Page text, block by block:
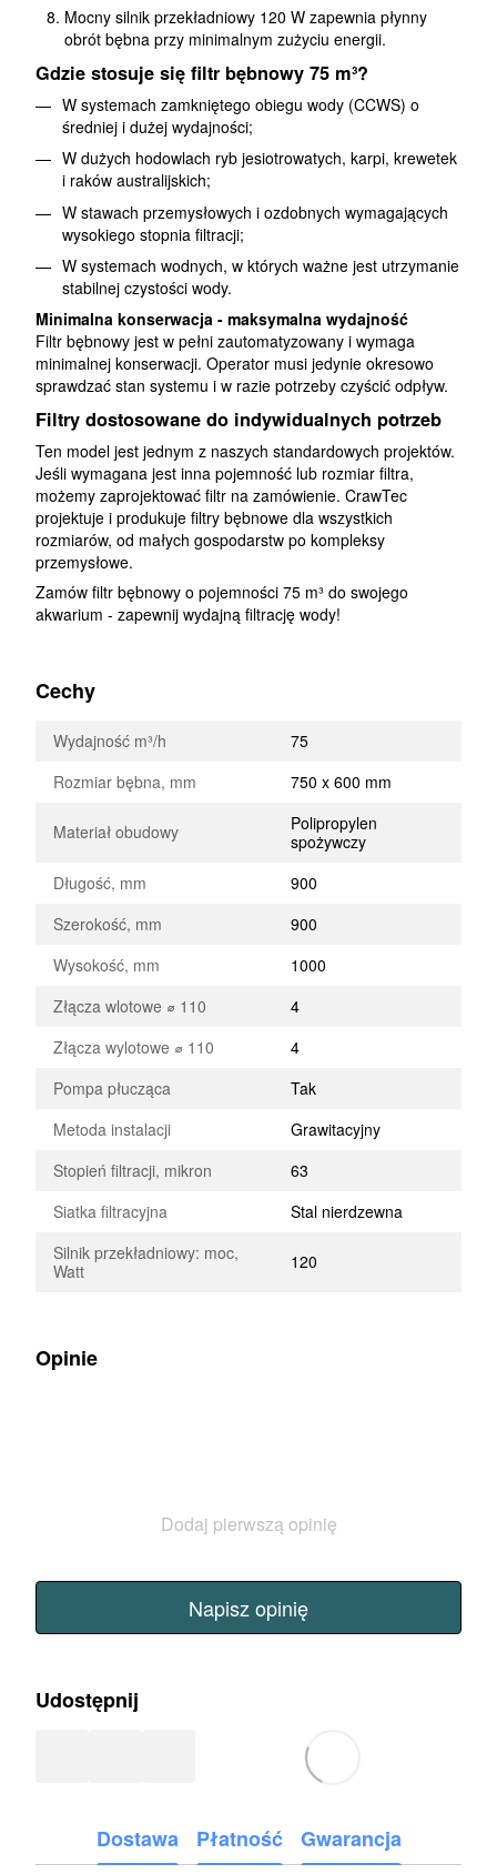
Mocny silnik przekładniowy 120 W zapewnia płynny
obrót bębna przy minimalnym zużyciu energii.
Gdzie stosuje się filtr bębnowy 75 m³?
W systemach zamkniętego obiegu wody (CCWS) o
średniej i dużej wydajności;
W dużych hodowlach ryb jesiotrowatych, karpi, krewetek
i raków australijskich;
W stawach przemysłowych i ozdobnych wymagających
wysokiego stopnia filtracji;
W systemach wodnych, w których ważne jest utrzymanie
stabilnej czystości wody.
Minimalna konserwacja - maksymalna wydajność
Filtr bębnowy jest w pełni zautomatyzowany i wymaga
minimalnej konserwacji. Operator musi jedynie okresowo
sprawdzać stan systemu i w razie potrzeby czyścić odpływ.
Filtry dostosowane do indywidualnych potrzeb
Ten model jest jednym z naszych standardowych projektów.
Jeśli wymagana jest inna pojemność lub rozmiar filtra,
możemy zaprojektować filtr na zamówienie. CrawTec
projektuje i produkuje filtry bębnowe dla wszystkich
rozmiarów, od małych gospodarstw po kompleksy
przemysłowe.
Zamów filtr bębnowy o pojemności 75 m³ do swojego
akwarium - zapewnij wydajną filtrację wody!
Cechy
Wydajność m³/h
75
Rozmiar bębna, mm
750 x 600 mm
Materiał obudowy
Polipropylen
spożywczy
Długość, mm
900
Szerokość, mm
900
Wysokość, mm
1000
Złącza wlotowe ⌀ 110
4
Złącza wylotowe ⌀ 110
4
Pompa płucząca
Tak
Metoda instalacji
Grawitacyjny
Stopień filtracji, mikron
63
Siatka filtracyjna
Stal nierdzewna
Silnik przekładniowy: moc,
Watt
120
Opinie
Dodaj pierwszą opinię
Napisz opinię
Udostępnij
Dostawa Płatność Gwarancja